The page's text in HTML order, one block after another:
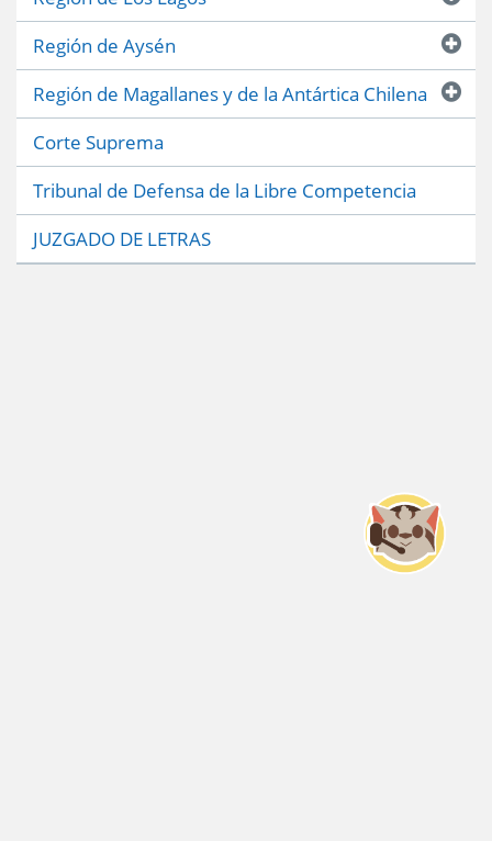
Región de Aysén
Región de Magallanes y de la Antártica Chilena
Corte Suprema
Tribunal de Defensa de la Libre Competencia
JUZGADO DE LETRAS